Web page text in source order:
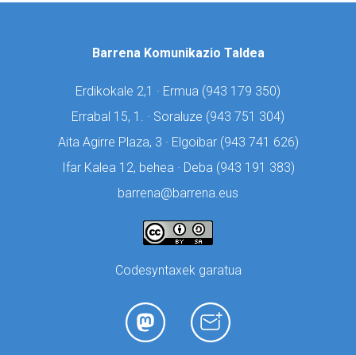
Barrena Komunikazio Taldea
Erdikokale 2,1 · Ermua (943 179 350)
Errabal 15, 1. · Soraluze (943 751 304)
Aita Agirre Plaza, 3 · Elgoibar (943 741 626)
Ifar Kalea 12, behea · Deba (943 191 383)
barrena@barrena.eus
Codesyntaxek garatua